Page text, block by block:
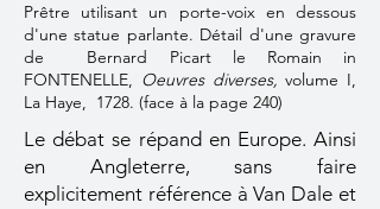
Prêtre utilisant un porte-voix en dessous
d'une statue parlante. Détail d'une gravure
de Bernard Picart le Romain in
FONTENELLE, Oeuvres diverses, volume I,
La Haye, 1728. (face à la page 240)
Le débat se répand en Europe. Ainsi
en Angleterre, sans faire
explicitement référence à Van Dale et